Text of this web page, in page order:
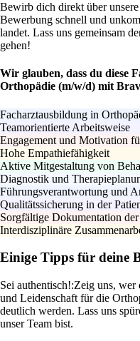
Bewirb dich direkt über
Bewerbung schnell und
landet. Lass uns gemeinsam
gehen!
Wir glauben, dass du diese
Orthopädie (m/w/d) mit
Facharztausbildung in
Teamorientierte Arbeitsweise
Engagement und Motivation
Hohe Empathiefähigkeit
Aktive Mitgestaltung von
Diagnostik und
Führungsverantwortung und
Qualitätssicherung in der
Sorgfältige Dokumentation
Interdisziplinäre
Einige Tipps für deine
Sei authentisch!:Zeig uns,
und Leidenschaft für die
deutlich werden. Lass uns
unser Team bist.